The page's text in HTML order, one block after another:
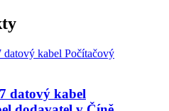
datový kabel